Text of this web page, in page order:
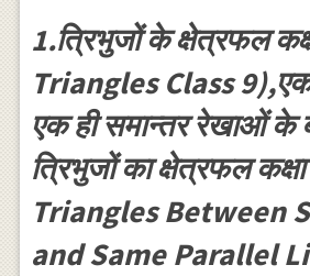
1.त्रिभुजों के क्षेत्रफल
Triangles Class
एक ही समान्तर रेखाओं के
त्रिभुजों का क्षेत्रफल
Triangles Between
and Same Parallel